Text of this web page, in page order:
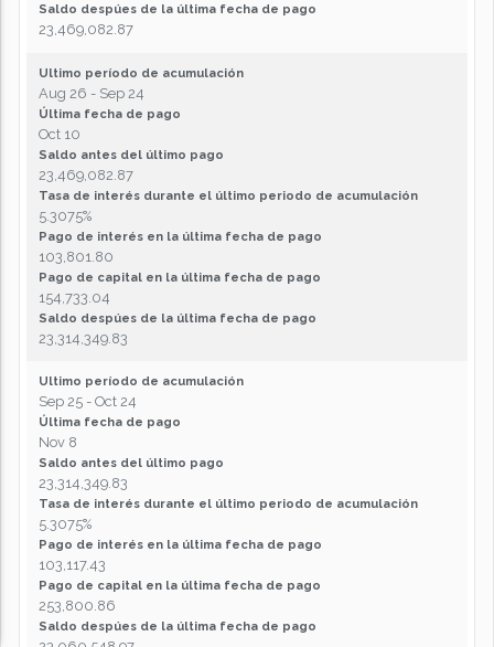
Saldo despúes de la última fecha de pago
23,469,082.87
Ultimo período de acumulación
Aug 26 - Sep 24
Última fecha de pago
Oct 10
Saldo antes del último pago
23,469,082.87
Tasa de interés durante el último periodo de acumulación
5.3075%
Pago de interés en la última fecha de pago
103,801.80
Pago de capital en la última fecha de pago
154,733.04
Saldo despúes de la última fecha de pago
23,314,349.83
Ultimo período de acumulación
Sep 25 - Oct 24
Última fecha de pago
Nov 8
Saldo antes del último pago
23,314,349.83
Tasa de interés durante el último periodo de acumulación
5.3075%
Pago de interés en la última fecha de pago
103,117.43
Pago de capital en la última fecha de pago
253,800.86
Saldo despúes de la última fecha de pago